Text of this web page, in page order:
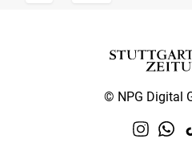
© NPG Digital